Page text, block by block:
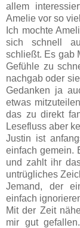
allem
Amelie vor so
Ich mochte
sich schnell
schließt. Es gab
Gefühle zu
nachgab oder
Gedanken ja
etwas
das zu direkt
Lesefluss aber
Justin ist
einfach gemein.
und zahlt ihr
untrügliches
Jemand, der
einfach
Mit der Zeit
mir gut